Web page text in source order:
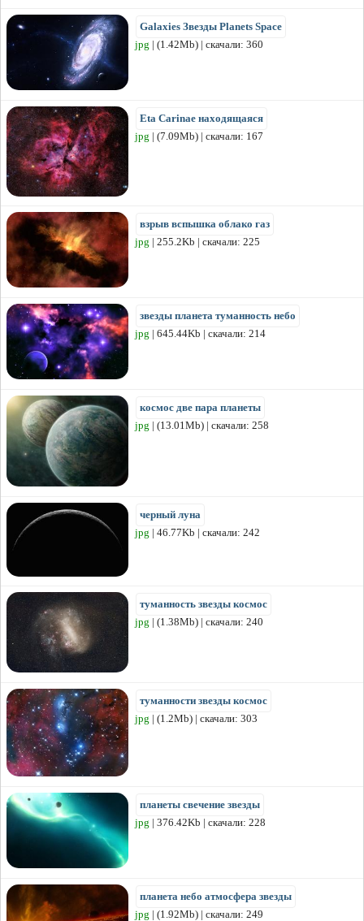
Galaxies Звезды Planets Space
jpg | (1.42Mb) | скачали: 360
Eta Carinae находящаяся
jpg | (7.09Mb) | скачали: 167
взрыв вспышка облако газ
jpg | 255.2Kb | скачали: 225
звезды планета туманность небо
jpg | 645.44Kb | скачали: 214
космос две пара планеты
jpg | (13.01Mb) | скачали: 258
черный луна
jpg | 46.77Kb | скачали: 242
туманность звезды космос
jpg | (1.38Mb) | скачали: 240
туманности звезды космос
jpg | (1.2Mb) | скачали: 303
планеты свечение звезды
jpg | 376.42Kb | скачали: 228
планета небо атмосфера звезды
jpg | (1.92Mb) | скачали: 249